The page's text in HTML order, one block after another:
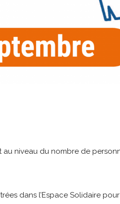
niveau du nombre de
dans l’Espace Solidaire